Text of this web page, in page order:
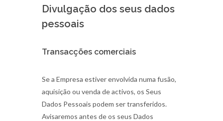
Divulgação dos seus dados
pessoais
Transacções comerciais
Se a Empresa estiver envolvida numa fusão,
aquisição ou venda de activos, os Seus
Dados Pessoais podem ser transferidos.
Avisaremos antes de os seus Dados